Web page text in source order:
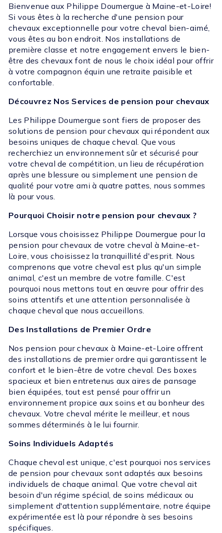
Bienvenue aux Philippe Doumergue à Maine-et-Loire!
Si vous êtes à la recherche d'une pension pour
chevaux exceptionnelle pour votre cheval bien-aimé,
vous êtes au bon endroit. Nos installations de
première classe et notre engagement envers le bien-
être des chevaux font de nous le choix idéal pour offrir
à votre compagnon équin une retraite paisible et
confortable.
Découvrez Nos Services de pension pour chevaux
Les Philippe Doumergue sont fiers de proposer des
solutions de pension pour chevaux qui répondent aux
besoins uniques de chaque cheval. Que vous
recherchiez un environnement sûr et sécurisé pour
votre cheval de compétition, un lieu de récupération
après une blessure ou simplement une pension de
qualité pour votre ami à quatre pattes, nous sommes
là pour vous.
Pourquoi Choisir notre pension pour chevaux ?
Lorsque vous choisissez Philippe Doumergue pour la
pension pour chevaux de votre cheval à Maine-et-
Loire, vous choisissez la tranquillité d'esprit. Nous
comprenons que votre cheval est plus qu'un simple
animal, c'est un membre de votre famille. C'est
pourquoi nous mettons tout en œuvre pour offrir des
soins attentifs et une attention personnalisée à
chaque cheval que nous accueillons.
Des Installations de Premier Ordre
Nos pension pour chevaux à Maine-et-Loire offrent
des installations de premier ordre qui garantissent le
confort et le bien-être de votre cheval. Des boxes
spacieux et bien entretenus aux aires de pansage
bien équipées, tout est pensé pour offrir un
environnement propice aux soins et au bonheur des
chevaux. Votre cheval mérite le meilleur, et nous
sommes déterminés à le lui fournir.
Soins Individuels Adaptés
Chaque cheval est unique, c'est pourquoi nos services
de pension pour chevaux sont adaptés aux besoins
individuels de chaque animal. Que votre cheval ait
besoin d'un régime spécial, de soins médicaux ou
simplement d'attention supplémentaire, notre équipe
expérimentée est là pour répondre à ses besoins
spécifiques.